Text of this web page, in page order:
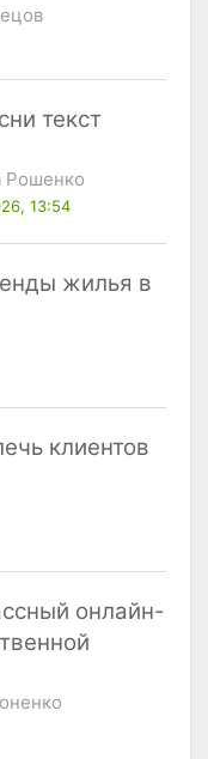
текст
Рошенко
13:54
жилья в
клиентов
онлайн-